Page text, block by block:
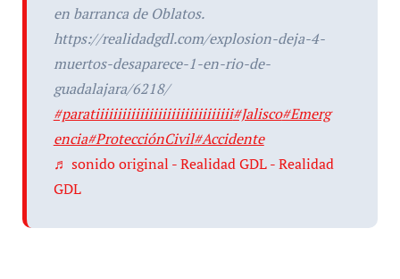
en barranca de Oblatos.
https://realidadgdl.com/explosion-deja-4-
muertos-desaparece-1-en-rio-de-
guadalajara/6218/
#paratiiiiiiiiiiiiiiiiiiiiiiiiiiiiiii#Jalisco#Emerg
encia#ProtecciónCivil#Accidente
♬ sonido original - Realidad GDL - Realidad
GDL